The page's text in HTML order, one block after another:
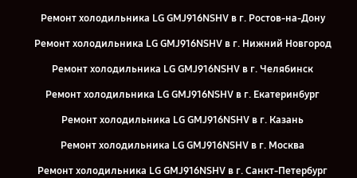
Ремонт холодильника LG GMJ916NSHV в г. Ростов-на-Дону
Ремонт холодильника LG GMJ916NSHV в г. Нижний Новгород
Ремонт холодильника LG GMJ916NSHV в г. Челябинск
Ремонт холодильника LG GMJ916NSHV в г. Екатеринбург
Ремонт холодильника LG GMJ916NSHV в г. Казань
Ремонт холодильника LG GMJ916NSHV в г. Москва
Ремонт холодильника LG GMJ916NSHV в г. Санкт-Петербург